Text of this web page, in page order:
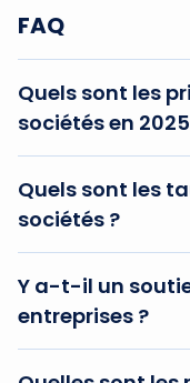
FAQ
Quels sont les
sociétés en
Quels sont les
sociétés ?
000 €, taux
Y a-t-il un
entreprises ?